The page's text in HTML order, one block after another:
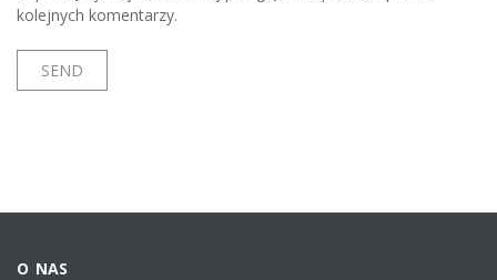
kolejnych komentarzy.
O NAS